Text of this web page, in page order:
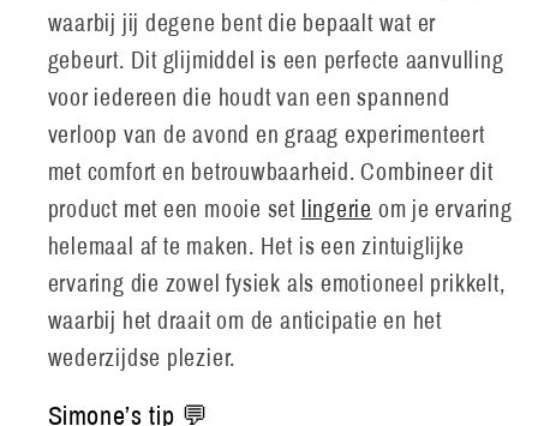
waarbij jij degene bent die bepaalt wat er
gebeurt. Dit glijmiddel is een perfecte aanvulling
voor iedereen die houdt van een spannend
verloop van de avond en graag experimenteert
met comfort en betrouwbaarheid. Combineer dit
product met een mooie set lingerie om je ervaring
helemaal af te maken. Het is een zintuiglijke
ervaring die zowel fysiek als emotioneel prikkelt,
waarbij het draait om de anticipatie en het
wederzijdse plezier.
Simone’s tip 💬